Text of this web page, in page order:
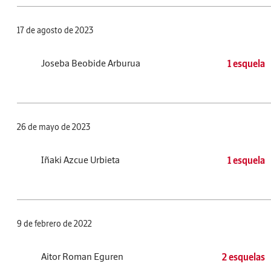
17 de agosto de 2023
Joseba Beobide Arburua 1 esquela
26 de mayo de 2023
Iñaki Azcue Urbieta 1 esquela
9 de febrero de 2022
Aitor Roman Eguren 2 esquelas